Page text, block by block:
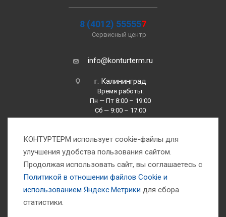
8 (4012) 555557
Сервисный центр
info@konturterm.ru
г. Калининград
Время работы:
Пн — Пт 8:00 – 19:00
Сб — 9:00 – 17:00
Вс —10:00 – 16:00
1993-2026 © Компания «Контуртерм» — инженерно-торговый центр
КОНТУРТЕРМ использует cookie-файлы для
улучшения удобства пользования сайтом.
Продолжая использовать сайт, вы соглашаетесь с
Политикой в отношении файлов Сookie и
использованием Яндекс.Метрики для сбора
статистики.